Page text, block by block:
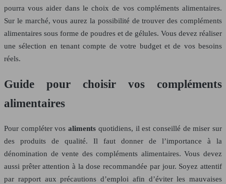
pourra vous aider dans le choix de vos compléments alimentaires.
Sur le marché, vous aurez la possibilité de trouver des compléments
alimentaires sous forme de poudres et de gélules. Vous devez réaliser
une sélection en tenant compte de votre budget et de vos besoins
réels.
Guide pour choisir vos compléments
alimentaires
Pour compléter vosaliments quotidiens, il est conseillé de miser sur
des produits de qualité. Il faut donner de l’importance à la
dénomination de vente des compléments alimentaires. Vous devez
aussi prêter attention à la dose recommandée par jour. Soyez attentif
par rapport aux précautions d’emploi afin d’éviter les mauvaises